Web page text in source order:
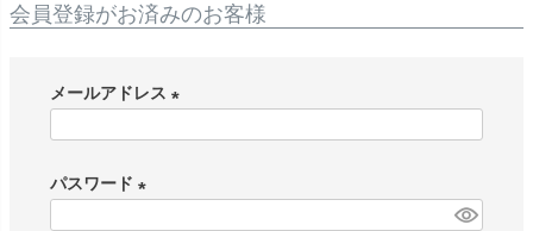
会員登録がお済みのお客様
メールアドレス
パスワード